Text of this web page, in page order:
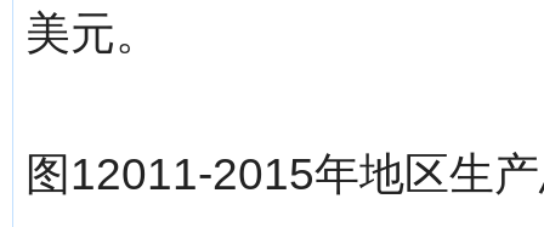
美元。
图12011-2015年地区生